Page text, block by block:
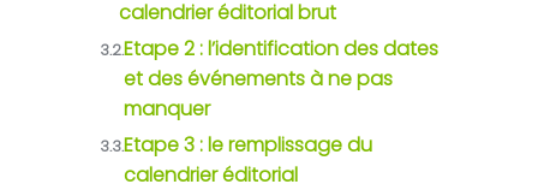
calendrier éditorial brut
3.2.Etape 2 : l’identification des dates
et des événements à ne pas
manquer
3.3.Etape 3 : le remplissage du
calendrier éditorial